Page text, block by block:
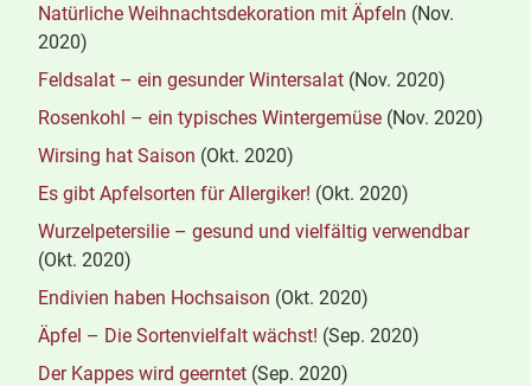
Natürliche Weihnachtsdekoration mit Äpfeln (Nov.
2020)
Feldsalat – ein gesunder Wintersalat (Nov. 2020)
Rosenkohl – ein typisches Wintergemüse (Nov. 2020)
Wirsing hat Saison (Okt. 2020)
Es gibt Apfelsorten für Allergiker! (Okt. 2020)
Wurzelpetersilie – gesund und vielfältig verwendbar
(Okt. 2020)
Endivien haben Hochsaison (Okt. 2020)
Äpfel – Die Sortenvielfalt wächst! (Sep. 2020)
Der Kappes wird geerntet (Sep. 2020)